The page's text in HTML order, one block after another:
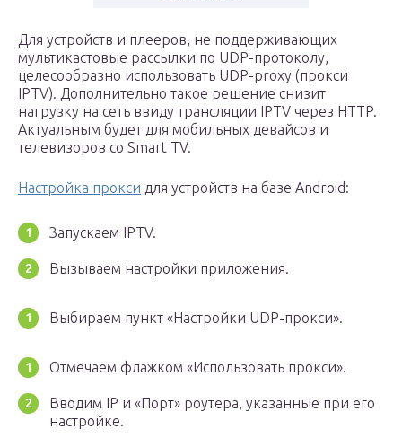
Для устройств и плееров, не поддерживающих
мультикастовые рассылки по UDP-протоколу,
целесообразно использовать UDP-proxy (прокси
IPTV). Дополнительно такое решение снизит
нагрузку на сеть ввиду трансляции IPTV через HTTP.
Актуальным будет для мобильных девайсов и
телевизоров со Smart TV.
Настройка прокси для устройств на базе Android:
Запускаем IPTV.
Вызываем настройки приложения.
Выбираем пункт «Настройки UDP-прокси».
Отмечаем флажком «Использовать прокси».
Вводим IP и «Порт» роутера, указанные при его
настройке.